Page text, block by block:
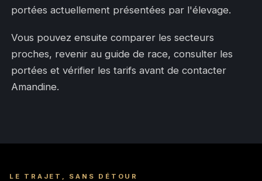
portées actuellement présentées par l'élevage.
Vous pouvez ensuite comparer les secteurs
proches, revenir au guide de race, consulter les
portées et vérifier les tarifs avant de contacter
Amandine.
LE TRAJET, SANS DÉTOUR